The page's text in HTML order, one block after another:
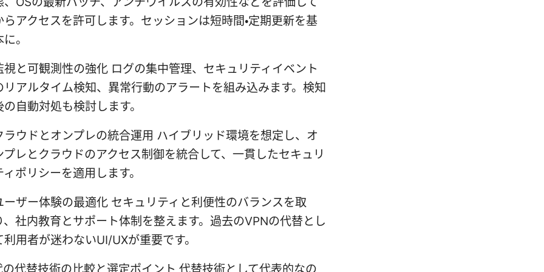
らアクセスを許可します。セッションは短時間・定期更新を基
。
視と可観測性の強化 ログの集中管理、セキュリティイベント
リアルタイム検知、異常行動のアラートを組み込みます。検知
の自動対処も検討します。
ラウドとオンプレの統合運用 ハイブリッド環境を想定し、オ
プレとクラウドのアクセス制御を統合して、一貫したセキュリ
ィポリシーを適用します。
ーザー体験の最適化 セキュリティと利便性のバランスを取
、社内教育とサポート体制を整えます。過去のVPNの代替とし
利用者が迷わないUI/UXが重要です。
代替技術の比較と選定ポイント 代替技術として代表的なの